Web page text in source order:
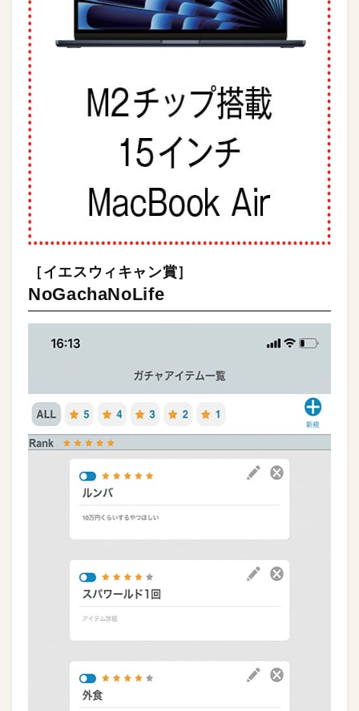
［イエスウィキャン賞］
NoGachaNoLife